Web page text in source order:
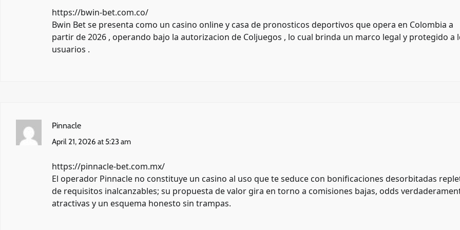
https://bwin-bet.com.co/
Bwin Bet se presenta como un casino online y casa de pronosticos deportivos que opera en Colombia a
partir de 2026 , operando bajo la autorizacion de Coljuegos , lo cual brinda un marco legal y protegido a
usuarios .
Pinnacle
April 21, 2026 at 5:23 am
https://pinnacle-bet.com.mx/
El operador Pinnacle no constituye un casino al uso que te seduce con bonificaciones desorbitadas
de requisitos inalcanzables; su propuesta de valor gira en torno a comisiones bajas, odds
atractivas y un esquema honesto sin trampas.